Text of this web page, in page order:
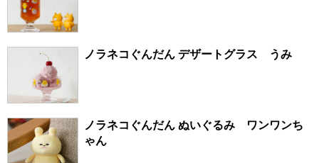
ノラネコぐんだん デザートグラス うみ
ノラネコぐんだん ぬいぐるみ ワンワンち
ゃん